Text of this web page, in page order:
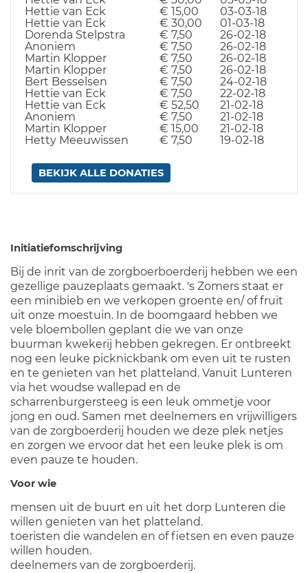
Hettie van Eck
€ 15,00
03-03-18
Hettie van Eck
€ 30,00
01-03-18
Dorenda Stelpstra
€ 7,50
26-02-18
Anoniem
€ 7,50
26-02-18
Martin Klopper
€ 7,50
26-02-18
Martin Klopper
€ 7,50
26-02-18
Bert Besselsen
€ 7,50
24-02-18
Hettie van Eck
€ 7,50
22-02-18
Hettie van Eck
€ 52,50
21-02-18
Anoniem
€ 7,50
21-02-18
Martin Klopper
€ 15,00
21-02-18
Hetty Meeuwissen
€ 7,50 19-02-18
BEKIJK ALLE DONATIES
Initiatiefomschrijving
Bij de inrit van de zorgboerboerderij hebben we een
gezellige pauzeplaats gemaakt. 's Zomers staat er
een minibieb en we verkopen groente en/ of fruit
uit onze moestuin. In de boomgaard hebben we
vele bloembollen geplant die we van onze
buurman kwekerij hebben gekregen. Er ontbreekt
nog een leuke picknickbank om even uit te rusten
en te genieten van het platteland. Vanuit Lunteren
via het woudse wallepad en de
scharrenburgersteeg is een leuk ommetje voor
jong en oud. Samen met deelnemers en vrijwilligers
van de zorgboerderij houden we deze plek netjes
en zorgen we ervoor dat het een leuke plek is om
even pauze te houden.
Voor wie
mensen uit de buurt en uit het dorp Lunteren die
willen genieten van het platteland.
toeristen die wandelen en of fietsen en even pauze
willen houden.
deelnemers van de zorgboerderij.